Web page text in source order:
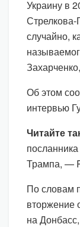
Украину в
Стрелкова-
случайно,
Об этом
интервью
Читайте
Трампа, —
По словам
вторжение
на